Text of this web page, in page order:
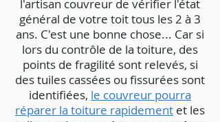
l'artisan couvreur de vérifier l'état
général de votre toit tous les 2 à 3
ans. C'est une bonne chose... Car si
lors du contrôle de la toiture, des
points de fragilité sont relevés, si
des tuiles cassées ou fissurées sont
identifiées, le couvreur pourra
réparer la toiture rapidement et les